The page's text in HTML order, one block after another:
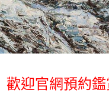
歡迎官網預約